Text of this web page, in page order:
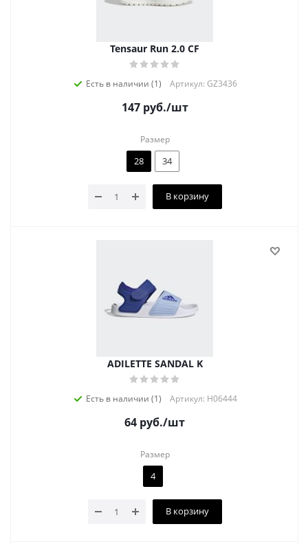
Tensaur Run 2.0 CF
Есть в наличии (1) Артикул: GZ3436
147руб./шт
Размер
28 34
В корзину
ADILETTE SANDAL K
Есть в наличии (1) Артикул: H06444
64 руб./шт
Размер
4
В корзину